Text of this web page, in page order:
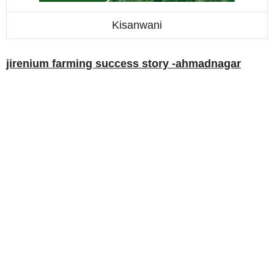
Kisanwani
jirenium farming success story -ahmadnagar